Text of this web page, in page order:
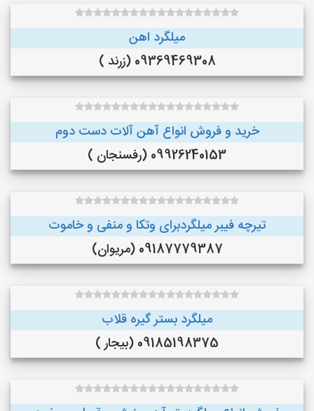
میلگرد اهن
09369469308 (زرند )
خرید و فروش انواع آهن آلات دست دوم
09926240153 (رفسنجان )
تیرچه فیبر میلگردبرای وتکا و منفی و خاموت
09187779387 (مریوان)
میلگرد بستر گیره قلاب
09185198375 (بیجار )